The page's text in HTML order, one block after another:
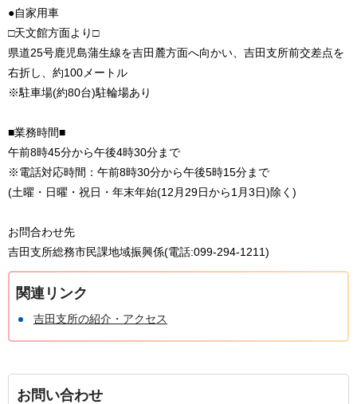
●自家用車
□天文館方面より□
県道25号鹿児島蒲生線を吉田麓方面へ向かい、吉田支所前交差点を
右折し、約100メートル
※駐車場(約80台)駐輪場あり
■業務時間■
午前8時45分から午後4時30分まで
※電話対応時間：午前8時30分から午後5時15分まで
(土曜・日曜・祝日・年末年始(12月29日から1月3日)除く)
お問合わせ先
吉田支所総務市民課地域振興係(電話:099-294-1211)
関連リンク
吉田支所の紹介・アクセス
お問い合わせ